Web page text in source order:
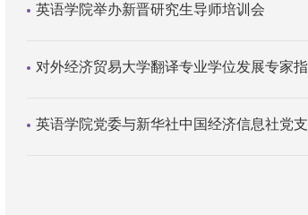
英语学院举办新晋研究生导师培训会
对外经济贸易大学翻译专业学位发展专家
英语学院党委与新华社中国经济信息社党